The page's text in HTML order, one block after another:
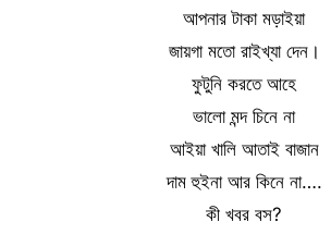
আপনার টাকা মড়াইয়া
জায়গা মতো রাইখ্যা দেন।
ফুটুনি করতে আহে
ভালো মন্দ চিনে না
আইয়া খালি আতাই বাজান
দাম হুইনা আর কিনে না….
কী খবর বস?